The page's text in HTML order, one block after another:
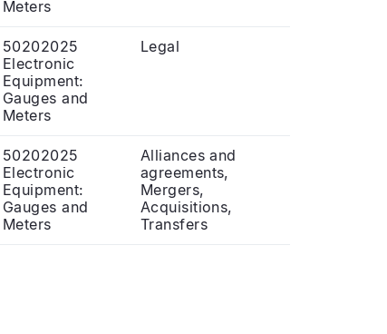
Meters
50202025
Electronic
Equipment:
Gauges and
Meters
Legal
50202025
Electronic
Equipment:
Gauges and
Meters
Alliances and
agreements,
Mergers,
Acquisitions,
Transfers